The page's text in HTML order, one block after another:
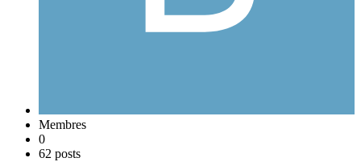
Membres
0
62 posts